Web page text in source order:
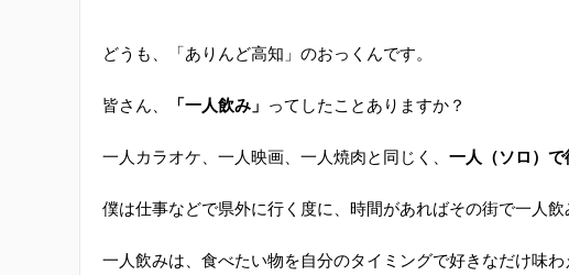
どうも、「ありんど高知」のおっくんです。
皆さん、 「一人飲み」 ってしたことありますか？
一人カラオケ、一人映画、一人焼肉と同じく、 一人（ソロ）で
僕は仕事などで県外に行く度に、時間があればその街で一人飲
一人飲みは、食べたい物を自分のタイミングで好きなだけ味